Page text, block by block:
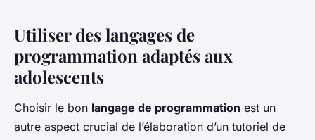
Utiliser des langages de
programmation adaptés aux
adolescents
Choisir le bon langage de programmation est un
autre aspect crucial de l’élaboration d’un tutoriel de